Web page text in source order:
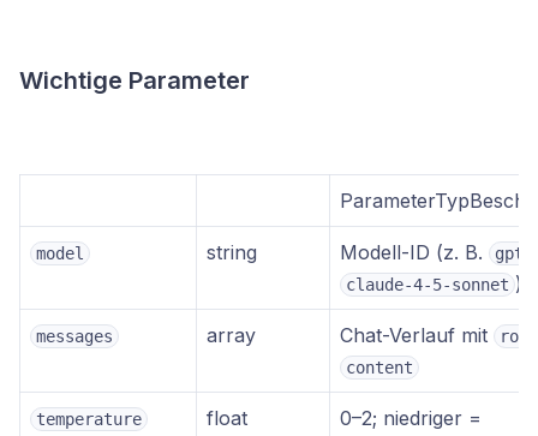
Wichtige Parameter
model string Modell-ID (z. B.
gpt-
claude-4-5-sonnet )
messages array Chat-Verlauf mit
role
content
temperature float
0–2; niedriger =